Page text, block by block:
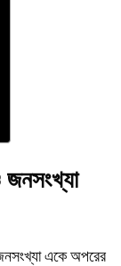
জনসংখ্যা
একে অপরের